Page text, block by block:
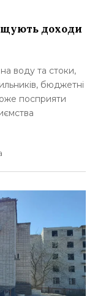
доходи
воду та стоки,
бюджетні
посприяти